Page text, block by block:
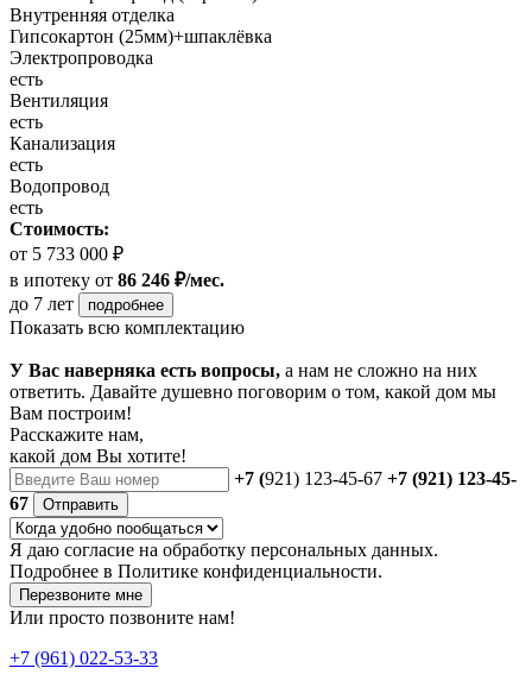
Внутренняя отделка
Гипсокартон (25мм)+шпаклёвка
Электропроводка
есть
Вентиляция
есть
Канализация
есть
Водопровод
есть
Стоимость:
от 5 733 000 ₽
в ипотеку от 86 246 ₽/мес.
до 7 лет
подробнее
Показать всю комплектацию
У Вас наверняка есть вопросы, а нам не сложно на них
ответить. Давайте душевно поговорим о том, какой дом мы
Вам построим!
Расскажите нам,
какой дом Вы хотите!
+7 (921) 123-45-67 +7 (921) 123-45-
67
Отправить
Я даю согласие на обработку персональных данных.
Подробнее в Политике конфиденциальности.
Перезвоните мне
Или просто позвоните нам!
+7 (961) 022-53-33